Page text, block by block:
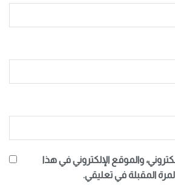
والموقع الإلكتروني في هذا
المقبلة في تعليقي.